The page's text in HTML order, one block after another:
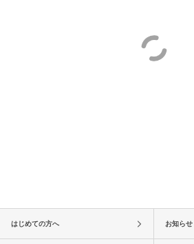
はじめての方へ お知らせ